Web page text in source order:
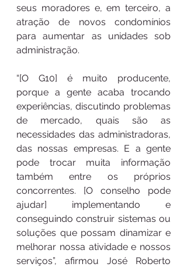
seus moradores e, em terceiro, a
atração de novos condomínios
para aumentar as unidades sob
administração.
“[O G10] é muito producente,
porque a gente acaba trocando
experiências, discutindo problemas
de mercado, quais são as
necessidades das administradoras,
das nossas empresas. E a gente
pode trocar muita informação
também entre os próprios
concorrentes. [O conselho pode
ajudar] implementando e
conseguindo construir sistemas ou
soluções que possam dinamizar e
melhorar nossa atividade e nossos
serviços”, afirmou José Roberto